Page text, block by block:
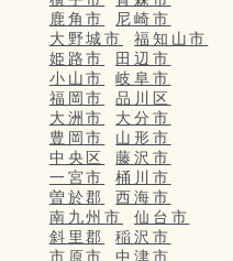
鹿角市
尼崎市
大野城市
福知山市
姫路市
田辺市
小山市
岐阜市
福岡市
品川区
大洲市
大分市
豊岡市
山形市
中央区
藤沢市
一宮市
桶川市
曽於郡
西海市
南九州市
仙台市
斜里郡
稲沢市
市原市
中津市